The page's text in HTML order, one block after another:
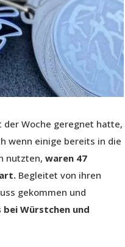
Woche geregnet hatte,
wenn einige bereits in die
nutzten, waren 47
Begleitet von ihren
gekommen und
bei Würstchen und